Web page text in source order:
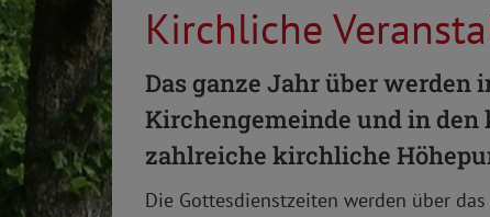
Kirchliche
Das ganze Jahr über werden
Kirchengemeinde und in
zahlreiche kirchliche
Die Gottesdienstzeiten werden über